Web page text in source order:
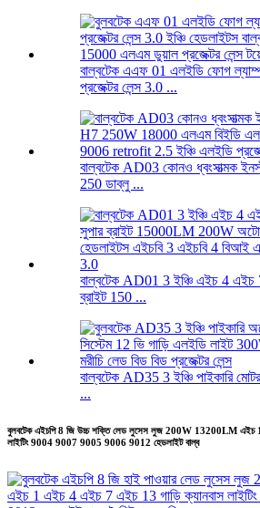
বাল্বটেক এএফ 01 এলইডি ফোগ
প্রজেক্টর লেন্স 3.0 ...
বাল্বটেক AD03 কোনও ধ্বংসাত্মক
250 ডাব্লু ...
বাল্বটেক AD01 3 ইঞ্চি এইচ 4
ব্রাইট 150 ...
বাল্বটেক AD35 3 ইঞ্চি পাইকারি
...
বুলবটেক এইচপি 8 জি উচ্চ শক্তি লেড লুসেস লুজ 200W 13200LM এইচ
লাইটিং 9004 9007 9005 9006 9012 হেডলাইট বাল্ব